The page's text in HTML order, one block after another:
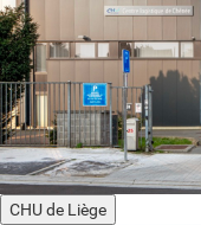
CHU de Liège